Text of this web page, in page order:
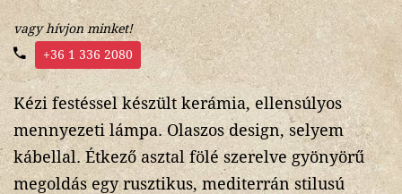
vagy hívjon minket!
+36 1 336 2080
Kézi festéssel készült kerámia, ellensúlyos
mennyezeti lámpa. Olaszos design, selyem
kábellal. Étkező asztal fölé szerelve gyönyörű
megoldás egy rusztikus, mediterrán stilusú